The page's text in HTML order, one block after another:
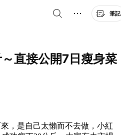
筆記
直接公開7日瘦身菜
，是自己太懶而不去做，小紅